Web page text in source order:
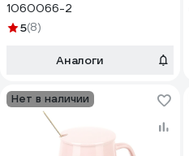
1060066-2
5(8)
Аналоги
Нет в наличии